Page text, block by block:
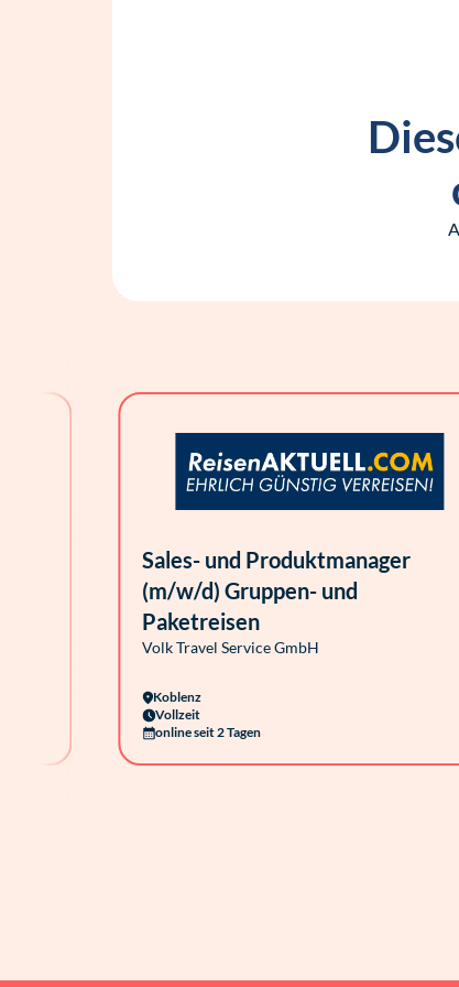
Sales- und Produktmanager
(m/w/d) Gruppen- und
Paketreisen
Volk Travel Service GmbH
Koblenz
Vollzeit
online seit 2 Tagen